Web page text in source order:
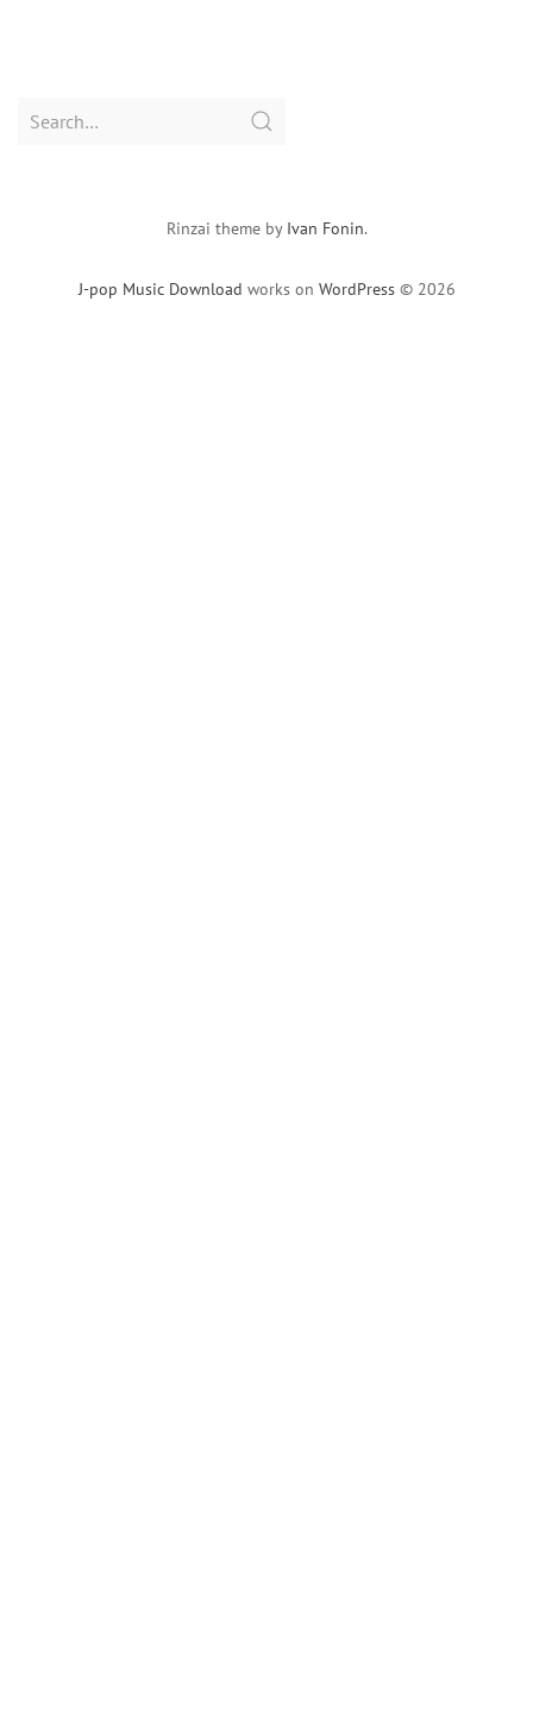
Search
J-pop Music Download works on WordPress © 2026
Rinzai theme by Ivan Fonin.